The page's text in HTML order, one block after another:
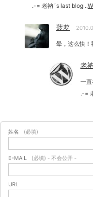
.-= 老衲´s last blog ..
菠萝
晕，这么快！
老衲
一
.-=
姓名 (必填)
E-MAIL (必填) - 不会公开 -
URL